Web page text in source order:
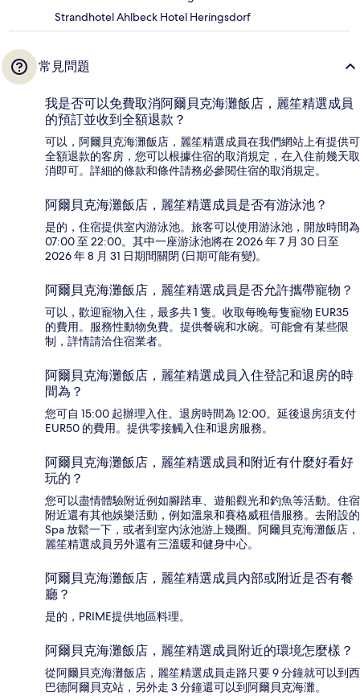
Strandhotel Ahlbeck Hotel Heringsdorf
常見問題
我是否可以免費取消阿爾貝克海灘飯店，麗笙精選成員
的預訂並收到全額退款？
可以，阿爾貝克海灘飯店，麗笙精選成員在我們網站上有提供可
全額退款的客房，您可以根據住宿的取消規定，在入住前幾天取
消即可。詳細的條款和條件請務必參閱住宿的取消規定。
阿爾貝克海灘飯店，麗笙精選成員是否有游泳池？
是的，住宿提供室內游泳池。旅客可以使用游泳池，開放時間為
07:00 至 22:00。其中一座游泳池將在 2026 年 7 月 30 日至
2026 年 8 月 31 日期間關閉 (日期可能有變)。
阿爾貝克海灘飯店，麗笙精選成員是否允許攜帶寵物？
可以，歡迎寵物入住，最多共 1 隻。收取每晚每隻寵物 EUR35
的費用。服務性動物免費。提供餐碗和水碗。可能會有某些限
制，詳情請洽住宿業者。
阿爾貝克海灘飯店，麗笙精選成員入住登記和退房的時
間為？
您可自 15:00 起辦理入住。退房時間為 12:00。延後退房須支付
EUR50 的費用。提供零接觸入住和退房服務。
阿爾貝克海灘飯店，麗笙精選成員和附近有什麼好看好
玩的？
您可以盡情體驗附近例如腳踏車、遊船觀光和釣魚等活動。住宿
附近還有其他娛樂活動，例如溫泉和賽格威租借服務。去附設的
Spa 放鬆一下，或者到室內泳池游上幾圈。阿爾貝克海灘飯店，
麗笙精選成員另外還有三溫暖和健身中心。
阿爾貝克海灘飯店，麗笙精選成員內部或附近是否有餐
廳？
是的，PRIME提供地區料理。
阿爾貝克海灘飯店，麗笙精選成員附近的環境怎麼樣？
從阿爾貝克海灘飯店，麗笙精選成員走路只要 9 分鐘就可以到西
巴德阿爾貝克站，另外走 3 分鐘還可以到阿爾貝克海灘。